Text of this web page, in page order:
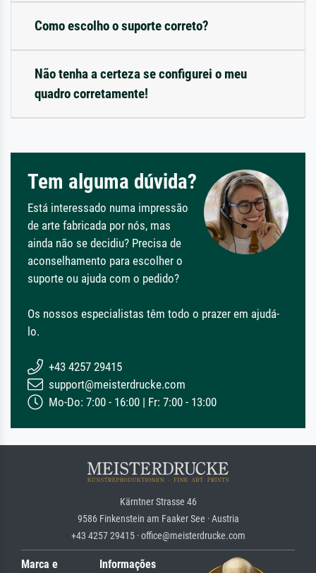
Como escolho o suporte correto?
Não tenha a certeza se configurei o meu
quadro corretamente!
Tem alguma dúvida?
Está interessado numa impressão
de arte fabricada por nós, mas
ainda não se decidiu? Precisa de
aconselhamento para escolher o
suporte ou ajuda com o pedido?
Os nossos especialistas têm todo o prazer em ajudá-
lo.
+43 4257 29415
support@meisterdrucke.com
Mo-Do: 7:00 - 16:00 | Fr: 7:00 - 13:00
Kärntner Strasse 46
9586 Finkenstein am Faaker See · Austria
+43 4257 29415 · office@meisterdrucke.com
Marca e
Informações